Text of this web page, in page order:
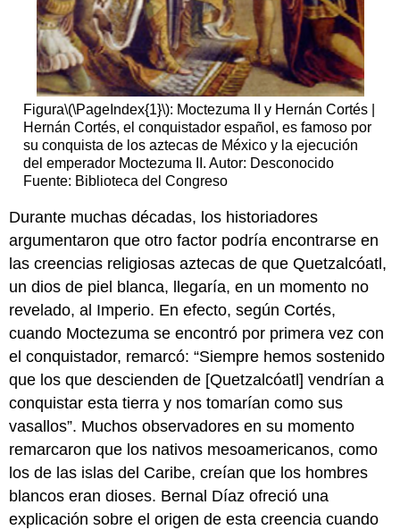
Figura\(\PageIndex{1}\): Moctezuma II y Hernán Cortés |
Hernán Cortés, el conquistador español, es famoso por
su conquista de los aztecas de México y la ejecución
del emperador Moctezuma II. Autor: Desconocido
Fuente: Biblioteca del Congreso
Durante muchas décadas, los historiadores
argumentaron que otro factor podría encontrarse en
las creencias religiosas aztecas de que Quetzalcóatl,
un dios de piel blanca, llegaría, en un momento no
revelado, al Imperio. En efecto, según Cortés,
cuando Moctezuma se encontró por primera vez con
el conquistador, remarcó: “Siempre hemos sostenido
que los que descienden de [Quetzalcóatl] vendrían a
conquistar esta tierra y nos tomarían como sus
vasallos”. Muchos observadores en su momento
remarcaron que los nativos mesoamericanos, como
los de las islas del Caribe, creían que los hombres
blancos eran dioses. Bernal Díaz ofreció una
explicación sobre el origen de esta creencia cuando